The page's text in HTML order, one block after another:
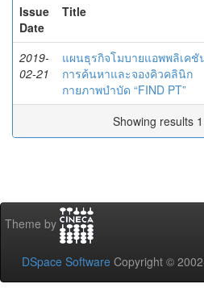
Issue
Date
Title
2019-
02-21
แผนธุรกิจโมบายแอพพลิเคชั
การค้นหาและจองคิวคลินิก
กายภาพบำบัด “FIND PT”
Showing results
Theme by
DSpace Software Copyright ©